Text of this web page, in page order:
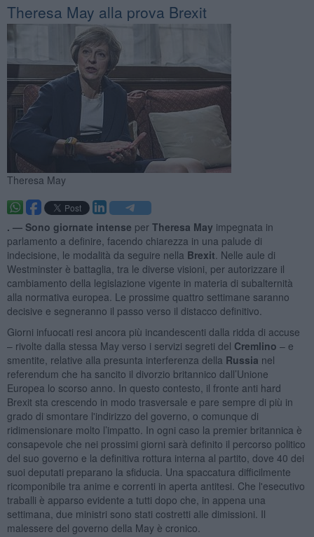
Theresa May alla prova Brexit
Theresa May
. — Sono giornate intense per Theresa May impegnata in
parlamento a definire, facendo chiarezza in una palude di
indecisione, le modalità da seguire nella Brexit . Nelle aule di
Westminster è battaglia, tra le diverse visioni, per autorizzare il
cambiamento della legislazione vigente in materia di subalternità
alla normativa europea. Le prossime quattro settimane saranno
decisive e segneranno il passo verso il distacco definitivo.
Giorni infuocati resi ancora più incandescenti dalla ridda di accuse
– rivolte dalla stessa May verso i servizi segreti del Cremlino – e
smentite, relative alla presunta interferenza della Russia nel
referendum che ha sancito il divorzio britannico dall’Unione
Europea lo scorso anno. In questo contesto, il fronte anti hard
Brexit sta crescendo in modo trasversale e pare sempre di più in
grado di smontare l'indirizzo del governo, o comunque di
ridimensionare molto l’impatto. In ogni caso la premier britannica è
consapevole che nei prossimi giorni sarà definito il percorso politico
del suo governo e la definitiva rottura interna al partito, dove 40 dei
suoi deputati preparano la sfiducia. Una spaccatura difficilmente
ricomponibile tra anime e correnti in aperta antitesi. Che l'esecutivo
traballi è apparso evidente a tutti dopo che, in appena una
settimana, due ministri sono stati costretti alle dimissioni. Il
malessere del governo della May è cronico.